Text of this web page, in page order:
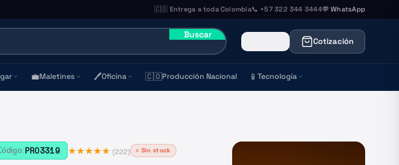
🇨🇴 Entrega a toda Colombia📞 +57 322 344 3444💬 WhatsApp
Buscar
Cotización
💼Maletines 🖊️Oficina 🇨🇴Producción Nacional 📱 Tecnología
PRO3319 ★★★★★ (222) ○ Sin stock